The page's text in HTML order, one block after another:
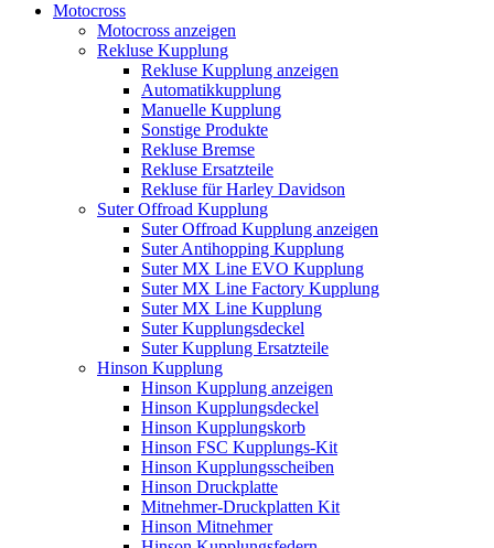
Motocross
Motocross anzeigen
Rekluse Kupplung
Rekluse Kupplung anzeigen
Automatikkupplung
Manuelle Kupplung
Sonstige Produkte
Rekluse Bremse
Rekluse Ersatzteile
Rekluse für Harley Davidson
Suter Offroad Kupplung
Suter Offroad Kupplung anzeigen
Suter Antihopping Kupplung
Suter MX Line EVO Kupplung
Suter MX Line Factory Kupplung
Suter MX Line Kupplung
Suter Kupplungsdeckel
Suter Kupplung Ersatzteile
Hinson Kupplung
Hinson Kupplung anzeigen
Hinson Kupplungsdeckel
Hinson Kupplungskorb
Hinson FSC Kupplungs-Kit
Hinson Kupplungsscheiben
Hinson Druckplatte
Mitnehmer-Druckplatten Kit
Hinson Mitnehmer